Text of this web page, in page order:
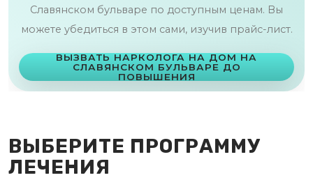
Славянском бульваре по доступным ценам. Вы
можете убедиться в этом сами, изучив прайс-лист.
ВЫЗВАТЬ НАРКОЛОГА НА ДОМ НА
СЛАВЯНСКОМ БУЛЬВАРЕ ДО
ПОВЫШЕНИЯ
ВЫБЕРИТЕ ПРОГРАММУ
ЛЕЧЕНИЯ